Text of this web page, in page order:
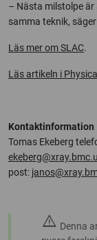
– Nästa milstolpe
samma teknik,
Läs mer om SLAC.
Läs artikeln i
Kontaktinformation
Tomas Ekeberg
post:
warning Denna